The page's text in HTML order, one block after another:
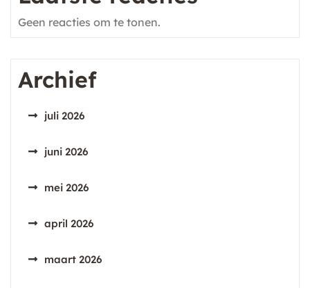
Geen reacties om te tonen.
Archief
juli 2026
juni 2026
mei 2026
april 2026
maart 2026